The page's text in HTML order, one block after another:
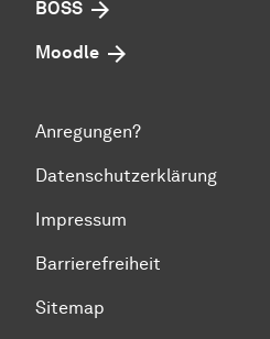
BOSS
Moodle
Anregungen?
Datenschutzerklärung
Impressum
Barrierefreiheit
Sitemap